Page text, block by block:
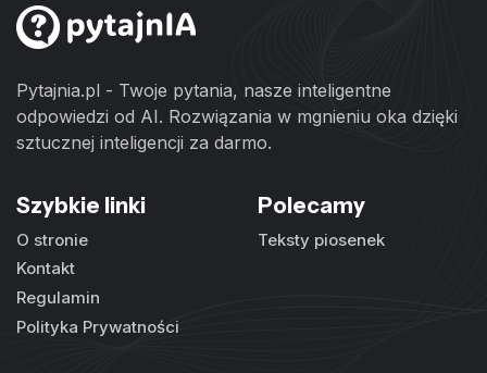
Pytajnia.pl - Twoje pytania, nasze inteligentne
odpowiedzi od AI. Rozwiązania w mgnieniu oka dzięki
sztucznej inteligencji za darmo.
Szybkie linki
O stronie
Kontakt
Regulamin
Polityka Prywatności
Polecamy
Teksty piosenek